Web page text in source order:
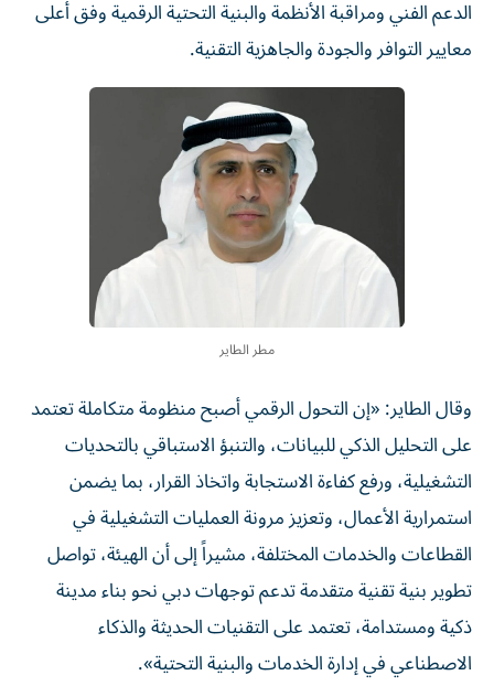
الدعم الفني ومراقبة الأنظمة والبنية التحتية الرقمية وفق أعلى
معايير التوافر والجودة والجاهزية التقنية.
مطر الطاير
وقال الطاير: «إن التحول الرقمي أصبح منظومة متكاملة تعتمد
على التحليل الذكي للبيانات، والتنبؤ الاستباقي بالتحديات
التشغيلية، ورفع كفاءة الاستجابة واتخاذ القرار، بما يضمن
استمرارية الأعمال، وتعزيز مرونة العمليات التشغيلية في
القطاعات والخدمات المختلفة، مشيراً إلى أن الهيئة، تواصل
تطوير بنية تقنية متقدمة تدعم توجهات دبي نحو بناء مدينة
ذكية ومستدامة، تعتمد على التقنيات الحديثة والذكاء
الاصطناعي في إدارة الخدمات والبنية التحتية».